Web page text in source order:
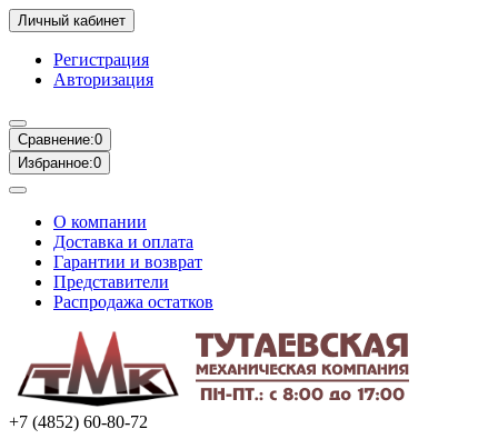
Личный кабинет
Регистрация
Авторизация
Сравнение:0
Избранное:0
О компании
Доставка и оплата
Гарантии и возврат
Представители
Распродажа остатков
+7 (4852) 60-80-72